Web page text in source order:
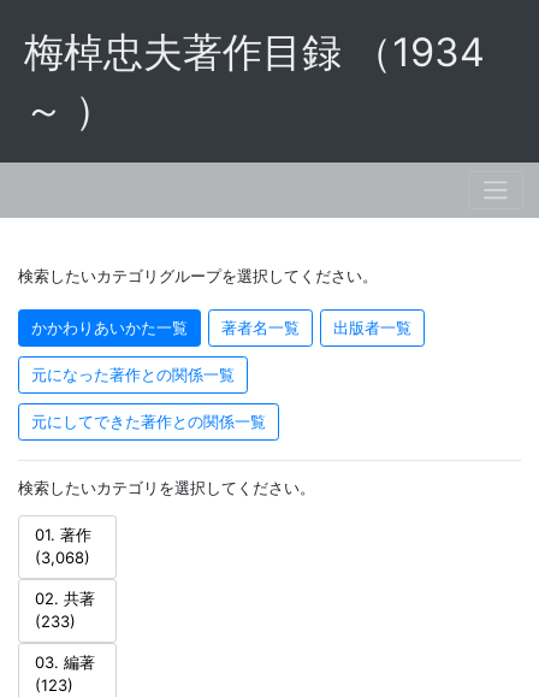
梅棹忠夫著作目録 （1934
～ ）
検索したいカテゴリグループを選択してください。
かかわりあいかた一覧 著者名一覧 出版者一覧
元になった著作との関係一覧
元にしてできた著作との関係一覧
検索したいカテゴリを選択してください。
01. 著作
(3,068)
02. 共著
(233)
03. 編著
(123)